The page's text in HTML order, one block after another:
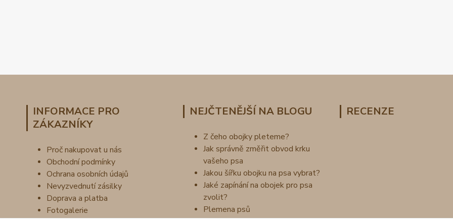
INFORMACE PRO
ZÁKAZNÍKY
Proč nakupovat u nás
Obchodní podmínky
Ochrana osobních údajů
Nevyzvednutí zásilky
Doprava a platba
Fotogalerie
NEJČTENĚJŠÍ NA BLOGU
Z čeho obojky pleteme?
Jak správně změřit obvod krku
vašeho psa
Jakou šířku obojku na psa vybrat?
Jaké zapínání na obojek pro psa
zvolit?
Plemena psů
RECENZE